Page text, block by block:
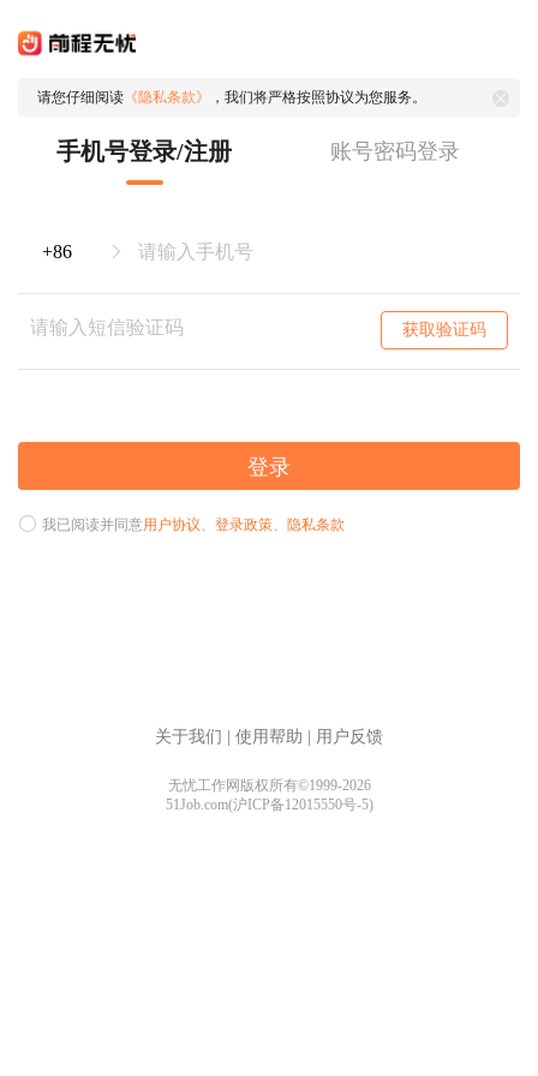
请您仔细阅读 《隐私条款》 ，我们将严格按照协议为您服务。
手机号登录/注册 账号密码登录
获取验证码
登录
我已阅读并同意用户协议、 登录政策、 隐私条款
关于我们 使用帮助 用户反馈
无忧工作网版权所有©1999-2026
51Job.com(沪ICP备12015550号-5)